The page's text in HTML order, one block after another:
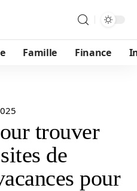
Famille Finance
trouver
de
pour